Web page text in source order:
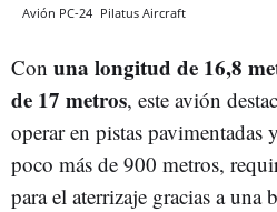
Avión PC-24 Pilatus Aircraft
Con una longitud de 16,8
de 17 metros, este avión
operar en pistas pavimentadas
poco más de 900 metros,
para el aterrizaje gracias a una